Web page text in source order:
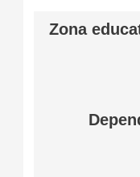
Zona